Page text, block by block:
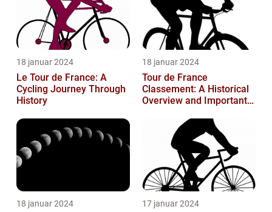
18 januar 2024
Le Tour de France: A
Cycling Journey Through
History
18 januar 2024
Tour de France
Classement: A Historical
Overview and Important
18 januar 2024 17 januar 2024